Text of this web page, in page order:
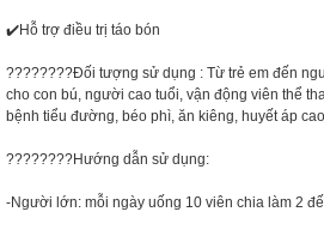
✔️Hỗ trợ điều trị táo bón
????????Đối tượng sử dụng : Từ trẻ em đến
cho con bú, người cao tuổi, vận động viên thể
bệnh tiểu đường, béo phì, ăn kiêng, huyết áp
????????Hướng dẫn sử dụng:
-Người lớn: mỗi ngày uống 10 viên chia làm 2